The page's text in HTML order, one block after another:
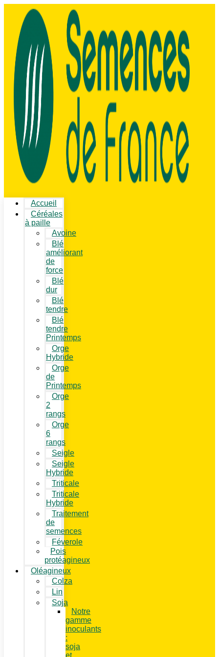
Accueil
Céréales
à paille
Avoine
Blé
améliorant
de
force
Blé
dur
Blé
tendre
Blé
tendre
Printemps
Orge
Hybride
Orge
de
Printemps
Orge
2
rangs
Orge
6
rangs
Seigle
Seigle
Hybride
Triticale
Triticale
Hybride
Traitement
de
semences
Féverole
Pois
protéagineux
Oléagineux
Colza
Lin
Soja
Notre
gamme
inoculants
:
soja
et